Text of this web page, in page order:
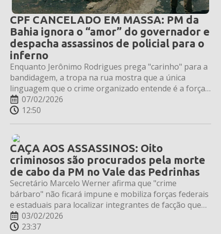
CPF CANCELADO EM MASSA: PM da
Bahia ignora o “amor” do governador e
despacha assassinos de policial para o
inferno
Enquanto Jerônimo Rodrigues prega "carinho" para a
bandidagem, a tropa na rua mostra que a única
linguagem que o crime organizado entende é a força
letal. A resposta à execução covarde do Soldado
Glauber foi rápida, precisa e definitiva.
07/02/2026
12:50
CAÇA AOS ASSASSINOS: Oito
criminosos são procurados pela morte
de cabo da PM no Vale das Pedrinhas
Secretário Marcelo Werner afirma que "crime
bárbaro" não ficará impune e mobiliza forças federais
e estaduais para localizar integrantes de facção que
executaram o policial. Cabo Glauber foi surpreendido
após encerrar seu turno de serviço.
03/02/2026
23:37